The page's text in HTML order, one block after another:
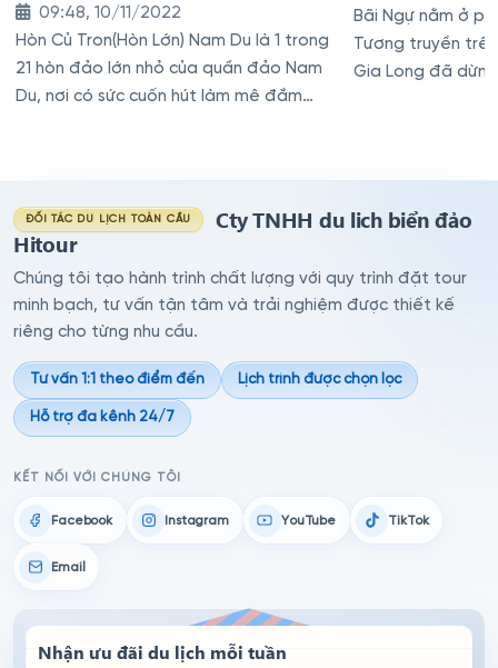
09:48, 10/11/2022
Hòn Củ Tron(Hòn Lớn) Nam Du là 1 trong
21 hòn đảo lớn nhỏ của quần đảo Nam
Du, nơi có sức cuốn hút làm mê đắm
Bãi Ngự nằm ở
Tương truyền
Gia Long đã
ĐỐI TÁC DU LỊCH TOÀN CẦU
Cty TNHH du lich biển đảo
Hitour
Chúng tôi tạo hành trình chất lượng với quy trình đặt tour
minh bạch, tư vấn tận tâm và trải nghiệm được thiết kế
riêng cho từng nhu cầu.
Tư vấn 1:1 theo điểm đến Lịch trình được chọn lọc
Hỗ trợ đa kênh 24/7
KẾT NỐI VỚI CHÚNG TÔI
Facebook Instagram YouTube TikTok
Email
Nhận ưu đãi du lịch mỗi tuần